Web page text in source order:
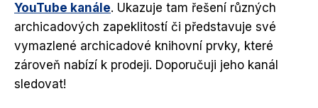
YouTube kanále. Ukazuje tam řešení různých
archicadových zapeklitostí či představuje své
vymazlené archicadové knihovní prvky, které
zároveň nabízí k prodeji. Doporučuji jeho kanál
sledovat!